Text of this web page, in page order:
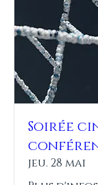
Soirée
jeu. 28 mai